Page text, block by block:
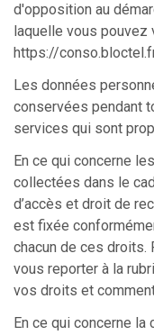
d'opposition au
laquelle vous pouvez
https://
Les données
conservées pendant
services qui sont
En ce qui concerne
collectées dans le
d’accès et droit de
est fixée
chacun de ces droits.
vous reporter à la
vos droits et
En ce qui concerne